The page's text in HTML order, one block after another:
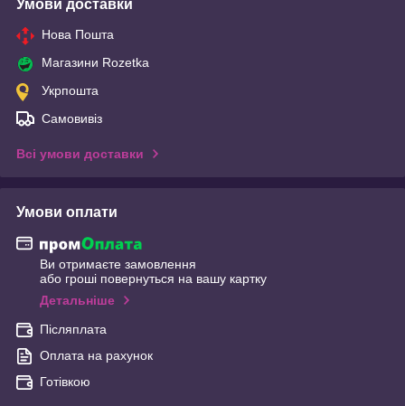
Умови доставки
Нова Пошта
Магазини Rozetka
Укрпошта
Самовивіз
Всі умови доставки
Умови оплати
Ви отримаєте замовлення
або гроші повернуться на вашу картку
Детальніше
Післяплата
Оплата на рахунок
Готівкою